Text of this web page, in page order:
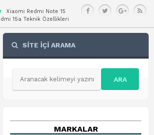
Xiaomi Redmi Note 15
15a Teknik Özellikleri
SİTE İÇİ ARAMA
ARA
MARKALAR